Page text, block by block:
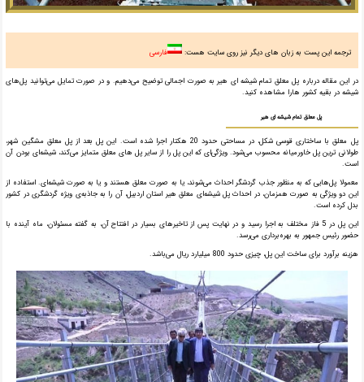
ترجمه این پست به زبان های دیگر نیز روی سایت هست: فارسی
در این مقاله درباره پل معلق تمام شیشه ای هیر به صورت اجمالی توضیح می‌دهیم. و در صورت تمایل می‌توانید پل‌های
شیشه در بقیه کشور هارا مشاهده کنید.
پل معلق تمام شیشه ای هیر
پل معلق با ساختاری قوسی شکل، در مساحتی حدود 20 هکتار اجرا شده است. این پل بعد از پل معلق مشگین شهر،
طولانی ترین پل خاورمیانه محسوب می‌شود. ویژگی‌ای که این پل را از سایر پل های معلق متمایز می‌کند، شیشه‌ای بودن آن
است.
معمولا پل‌هایی که به منظور جذب گردشگر احداث می‌شوند، یا به صورت معلق هستند و یا به صورت شیشه‌ای. استفاده از
این دو ویژگی به صورت همزمان، در احداث پل شیشه‌ای معلق هیر استان اردبیل، آن را به جاذبه‌ی ویژه گردشگری در کشور
بدل کرده است.
این پل در 5 فاز مختلف به اجرا رسید و در نهایت پس از تاخیرهای بسیار در افتتاح آن، به گفته مسئولان، ماه آینده با
حضور رئیس جمهور به بهره‌برداری می‌رسد.
هزینه برآورد برای ساخت این پل، چیزی حدود 800 میلیارد ریال می‌باشد.